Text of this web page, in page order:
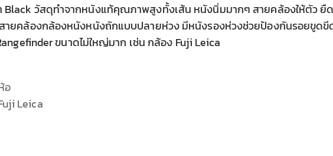
Black วัสดุทำจากหนังแท้คุณภาพสูงทั้งเส้น หนังนิ่มมากๆ สายคล้องให้ตัว ยื
สายคล้องกล้องหนังหนังถักแบบปลายห่วง มีหนังรองห่วงช่วยป้องกันรอยขูดขี
ขนาดไม่ใหญ่มาก เช่น กล้อง Fuji Leica
อ
Leica